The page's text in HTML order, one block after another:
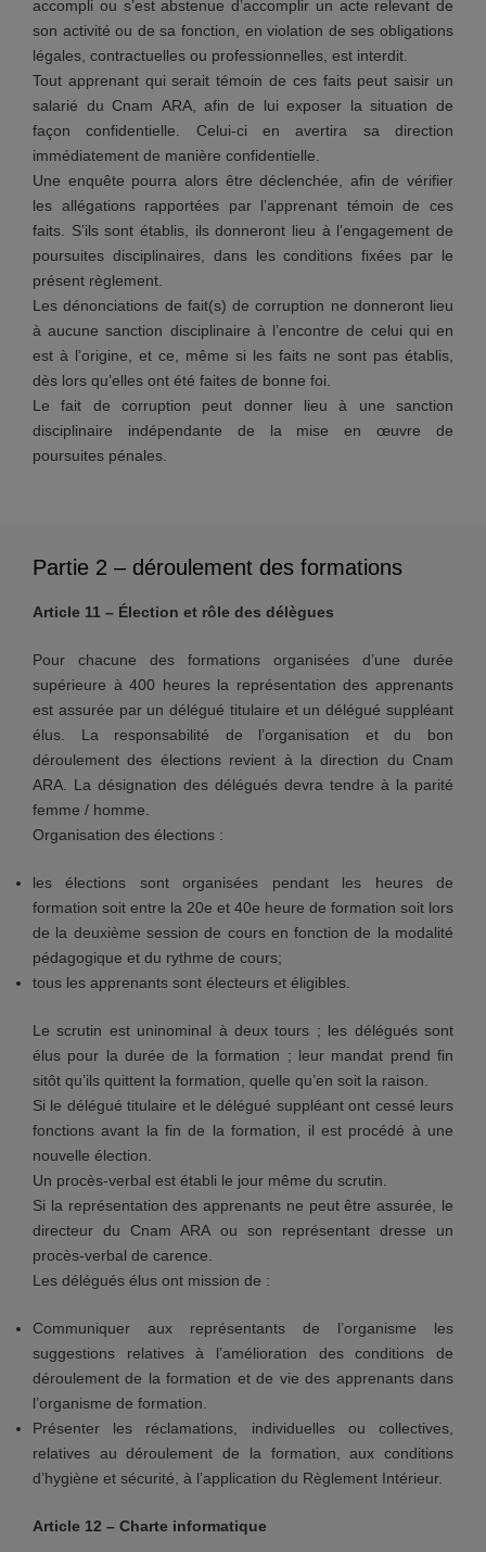
accompli ou s’est abstenue d’accomplir un acte relevant de
son activité ou de sa fonction, en violation de ses obligations
légales, contractuelles ou professionnelles, est interdit.
Tout apprenant qui serait témoin de ces faits peut saisir un
salarié du Cnam ARA, afin de lui exposer la situation de
façon confidentielle. Celui-ci en avertira sa direction
immédiatement de manière confidentielle.
Une enquête pourra alors être déclenchée, afin de vérifier
les allégations rapportées par l’apprenant témoin de ces
faits. S’ils sont établis, ils donneront lieu à l’engagement de
poursuites disciplinaires, dans les conditions fixées par le
présent règlement.
Les dénonciations de fait(s) de corruption ne donneront lieu
à aucune sanction disciplinaire à l’encontre de celui qui en
est à l’origine, et ce, même si les faits ne sont pas établis,
dès lors qu’elles ont été faites de bonne foi.
Le fait de corruption peut donner lieu à une sanction
disciplinaire indépendante de la mise en œuvre de
poursuites pénales.
Partie 2 – déroulement des formations
Article 11 – Élection et rôle des délègues
Pour chacune des formations organisées d’une durée
supérieure à 400 heures la représentation des apprenants
est assurée par un délégué titulaire et un délégué suppléant
élus. La responsabilité de l’organisation et du bon
déroulement des élections revient à la direction du Cnam
ARA. La désignation des délégués devra tendre à la parité
femme / homme.
Organisation des élections :
les élections sont organisées pendant les heures de
formation soit entre la 20e et 40e heure de formation soit lors
de la deuxième session de cours en fonction de la modalité
pédagogique et du rythme de cours;
tous les apprenants sont électeurs et éligibles.
Le scrutin est uninominal à deux tours ; les délégués sont
élus pour la durée de la formation ; leur mandat prend fin
sitôt qu’ils quittent la formation, quelle qu’en soit la raison.
Si le délégué titulaire et le délégué suppléant ont cessé leurs
fonctions avant la fin de la formation, il est procédé à une
nouvelle élection.
Un procès-verbal est établi le jour même du scrutin.
Si la représentation des apprenants ne peut être assurée, le
directeur du Cnam ARA ou son représentant dresse un
procès-verbal de carence.
Les délégués élus ont mission de :
Communiquer aux représentants de l’organisme les
suggestions relatives à l’amélioration des conditions de
déroulement de la formation et de vie des apprenants dans
l’organisme de formation.
Présenter les réclamations, individuelles ou collectives,
relatives au déroulement de la formation, aux conditions
d’hygiène et sécurité, à l’application du Règlement Intérieur.
Article 12 – Charte informatique